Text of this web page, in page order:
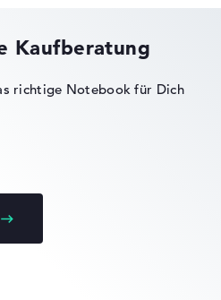
ThinkPad
Legion
Kaufberatung
richtige Notebook für Dich